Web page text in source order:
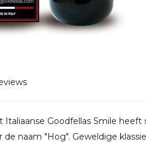
Goodfellas Smile
naam "Hog". Geweldige